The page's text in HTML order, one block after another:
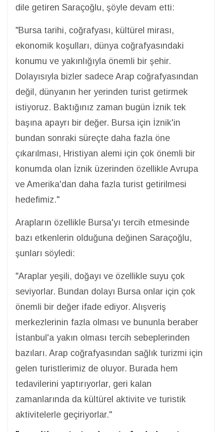
dile getiren Saraçoğlu, şöyle devam etti:
"Bursa tarihi, coğrafyası, kültürel mirası,
ekonomik koşulları, dünya coğrafyasındaki
konumu ve yakınlığıyla önemli bir şehir.
Dolayısıyla bizler sadece Arap coğrafyasından
değil, dünyanın her yerinden turist getirmek
istiyoruz. Baktığınız zaman bugün İznik tek
başına apayrı bir değer. Bursa için İznik'in
bundan sonraki süreçte daha fazla öne
çıkarılması, Hristiyan alemi için çok önemli bir
konumda olan İznik üzerinden özellikle Avrupa
ve Amerika'dan daha fazla turist getirilmesi
hedefimiz."
Arapların özellikle Bursa'yı tercih etmesinde
bazı etkenlerin olduğuna değinen Saraçoğlu,
şunları söyledi:
"Araplar yeşili, doğayı ve özellikle suyu çok
seviyorlar. Bundan dolayı Bursa onlar için çok
önemli bir değer ifade ediyor. Alışveriş
merkezlerinin fazla olması ve bununla beraber
İstanbul'a yakın olması tercih sebeplerinden
bazıları. Arap coğrafyasından sağlık turizmi için
gelen turistlerimiz de oluyor. Burada hem
tedavilerini yaptırıyorlar, geri kalan
zamanlarında da kültürel aktivite ve turistik
aktivitelerle geçiriyorlar."